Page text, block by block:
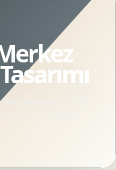
markalar için SEO
Ambalaj